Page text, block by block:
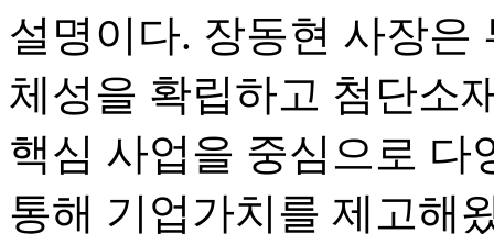
설명이다. 장동현 사장은
체성을 확립하고 첨단소
핵심 사업을 중심으로
통해 기업가치를 제고해